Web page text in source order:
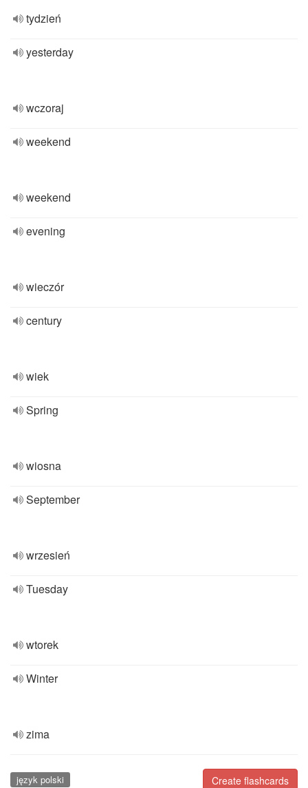
tydzień
yesterday
wczoraj
weekend
weekend
evening
wieczór
century
wiek
Spring
wiosna
September
wrzesień
Tuesday
wtorek
Winter
zima
Create flashcards
język polski